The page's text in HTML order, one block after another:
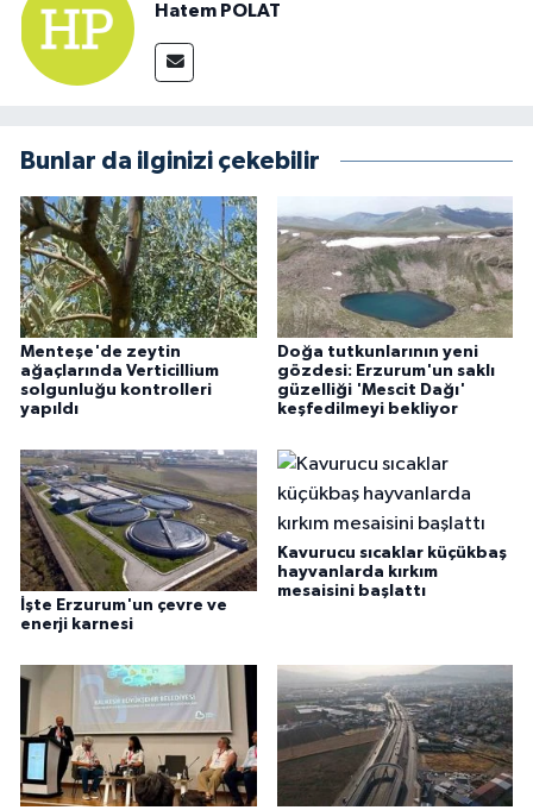
Hatem POLAT
Bunlar da ilginizi çekebilir
Menteşe'de zeytin
ağaçlarında Verticillium
solgunluğu kontrolleri
yapıldı
Doğa tutkunlarının yeni
gözdesi: Erzurum'un saklı
güzelliği 'Mescit Dağı'
keşfedilmeyi bekliyor
İşte Erzurum'un çevre ve
enerji karnesi
Kavurucu sıcaklar küçükbaş
hayvanlarda kırkım
mesaisini başlattı